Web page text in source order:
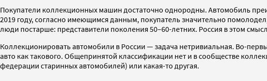
Покупатели коллекционных машин достаточно однородны. Автомобиль
2019 году, согласно имеющимся данным, покупатель значительно
люди постарше: представители поколения 50–60-летних. Россия в этом
Коллекционировать автомобили в России — задача нетривиальная. Во-
авто как такового. Общепринятой классификации нет и в сообществе
федерации старинных автомобилей) или какая-то другая.